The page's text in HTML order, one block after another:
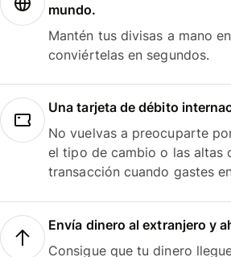
mundo.
Mantén tus divisas a mano
conviértelas en segundos.
Una tarjeta de débito
No vuelvas a preocuparte
el tipo de cambio o las altas
transacción cuando gastes
Envía dinero al extranjero y
Consigue que tu dinero